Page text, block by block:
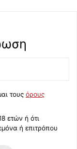
τους όρους
ετών ή ότι
ή επιτρόπου